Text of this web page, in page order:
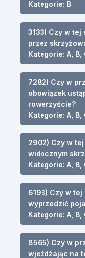
Kategorie: B
3133) Czy w
przez
Kategorie: A, B,
7282) Czy w
obowiązek
rowerzyście?
Kategorie: A, B,
2902) Czy w
widocznym
Kategorie: A, B,
6193) Czy w
wyprzedzić
Kategorie: A, B,
8565) Czy w
wjeżdżając na